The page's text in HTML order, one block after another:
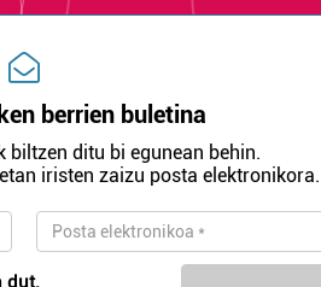
berrien buletina
biltzen ditu bi egunean behin.
iristen zaizu posta elektronikora.
dut.